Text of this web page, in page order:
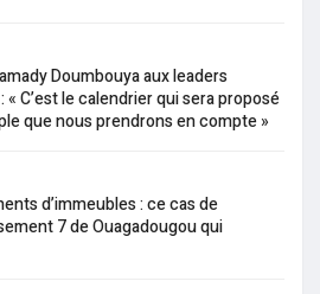
Doumbouya aux leaders
« C’est le calendrier qui sera proposé
que nous prendrons en compte »
d’immeubles : ce cas de
7 de Ouagadougou qui